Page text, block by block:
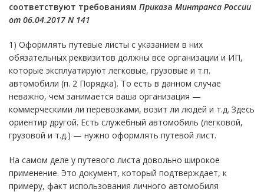
соответствуют требованиям Приказа Минтранса России
от 06.04.2017 N 141
1) Оформлять путевые листы с указанием в них
обязательных реквизитов должны все организации и ИП,
которые эксплуатируют легковые, грузовые и т.п.
автомобили (п. 2 Порядка). То есть в данном случае
неважно, чем занимается ваша организация —
коммерческими ли перевозками, возит ли людей и т.д. Здесь
ориентир другой. Есть служебный автомобиль (легковой,
грузовой и т.д.) — нужно оформлять путевой лист.
На самом деле у путевого листа довольно широкое
применение. Это документ, который подтверждает, к
примеру, факт использования личного автомобиля